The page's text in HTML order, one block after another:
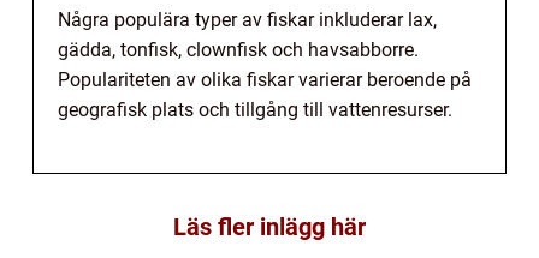
Några populära typer av fiskar inkluderar lax,
gädda, tonfisk, clownfisk och havsabborre.
Populariteten av olika fiskar varierar beroende på
geografisk plats och tillgång till vattenresurser.
Läs fler inlägg här